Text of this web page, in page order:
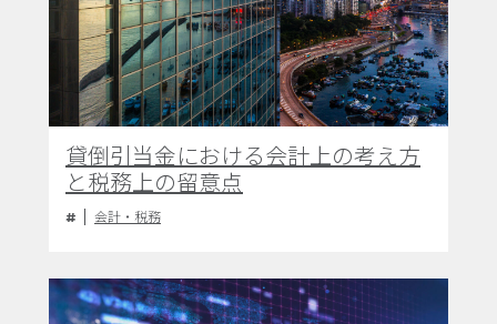
貸倒引当金における会計上の考え方
と税務上の留意点
会計・税務